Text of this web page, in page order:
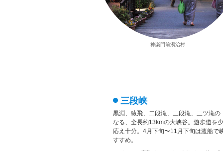
神楽門前湯治村
三段峡
黒淵、猿飛、二段滝、三段滝、三ツ滝の
なる、全長約13kmの大峡谷。遊歩道を
応え十分。4月下旬〜11月下旬は渡船で
すすめ。